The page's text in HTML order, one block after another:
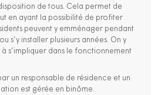
de tous. Cela permet de
en ayant la possibilité de profiter
peuvent y emménager pendant
s’y installer plusieurs années. On y
s’impliquer dans le fonctionnement
un responsable de résidence et un
est gérée en binôme.